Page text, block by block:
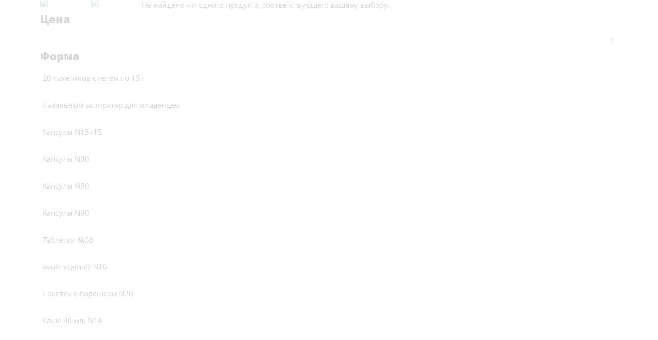
Не найдено ни одного продукта, соответствующего вашему выбору.
Цена
Форма
20 пакетиков с гелем по 15 г
Назальный аспиратор для младенцев
Капсулы N15+15
Капсулы N30
Капсулы N60
Капсулы N90
Таблетки №36
ovule vaginale N10
Пакетик с порошком N20
Саше 30 мл, N14